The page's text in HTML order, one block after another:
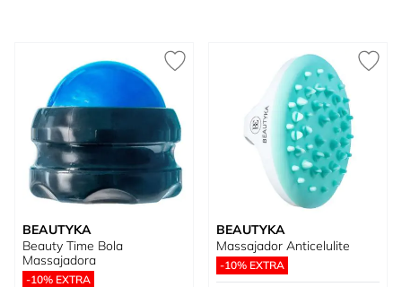
BEAUTYKA
Beauty Time Bola
Massajadora
-10% EXTRA
BEAUTYKA
Massajador Anticelulite
-10% EXTRA